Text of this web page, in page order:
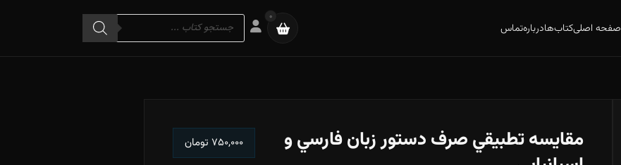
صفحه اصلیکتاب‌هادربارهتماس
0
Products
search
مقايسه تطبيقي صرف دستور زبان فارسي و
۷۵۰,۰۰۰ تومان